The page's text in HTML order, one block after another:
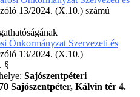
13/2024. (X.10.) számú
Önkormányzat Szervezeti és
13/2024. (X.10.)
§
Sajószentpéteri
Sajószentpéter, Kálvin tér 4.